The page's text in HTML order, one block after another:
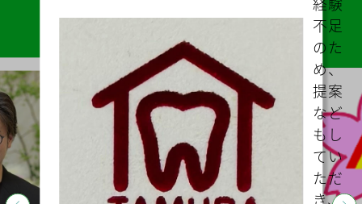
合わ
せな
どス
ムー
ズに
助成
金の
的確
なア